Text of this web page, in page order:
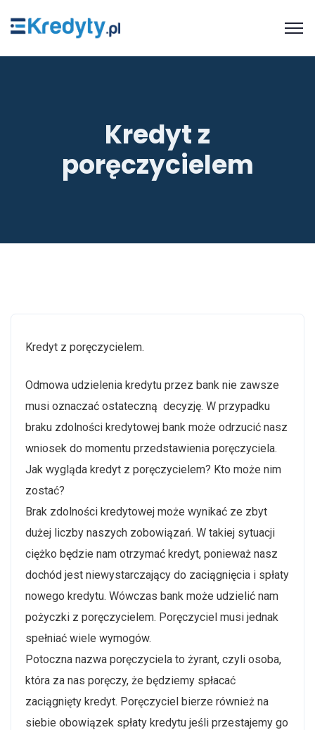
Kredyt z
poręczycielem
Kredyt z poręczycielem.
Odmowa udzielenia kredytu przez bank nie zawsze
musi oznaczać ostateczną decyzję. W przypadku
braku zdolności kredytowej bank może odrzucić nasz
wniosek do momentu przedstawienia poręczyciela.
Jak wygląda kredyt z poręczycielem? Kto może nim
zostać?
Brak zdolności kredytowej może wynikać ze zbyt
dużej liczby naszych zobowiązań. W takiej sytuacji
ciężko będzie nam otrzymać kredyt, ponieważ nasz
dochód jest niewystarczający do zaciągnięcia i spłaty
nowego kredytu. Wówczas bank może udzielić nam
pożyczki z poręczycielem. Poręczyciel musi jednak
spełniać wiele wymogów.
Potoczna nazwa poręczyciela to żyrant, czyli osoba,
która za nas poręczy, że będziemy spłacać
zaciągnięty kredyt. Poręczyciel bierze również na
siebie obowiązek spłaty kredytu jeśli przestajemy go